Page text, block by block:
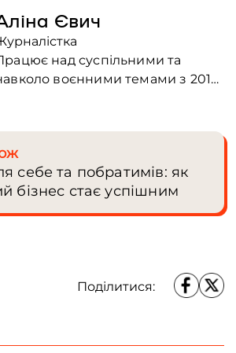
Євич
над суспільними та
воєнними темами з 2018
а з березня 2022-го стала
працює у Донецькій
Харківській областях.
цінує довіру людей,
зустрічає, і яскравих героїв
Любить теми, заради
створювати унікальні й змістовні
2025 року.
себе та побратимів: як
бізнес стає успішним
Поділитися: